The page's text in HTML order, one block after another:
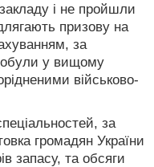
і не пройшли
призову на
за
у вищому
військово-
за
громадян України
запасу, та обсяги